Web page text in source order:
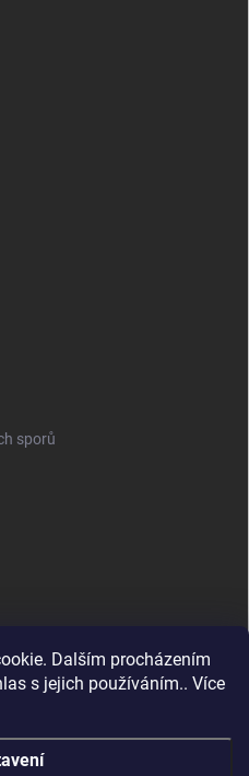
Dalším procházením
s jejich používáním.. Více
sporů
Čištění notebooků Kontakty